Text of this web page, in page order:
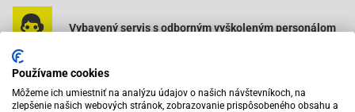
Vybavený servis s odborným vyškoleným personálom
Pri objednaní do 12:00 tovar zajtra u vás
Používame cookies
Môžeme ich umiestniť na analýzu údajov o našich návštevníkoch, na
zlepšenie našich webových stránok, zobrazovanie prispôsobeného obsahu a